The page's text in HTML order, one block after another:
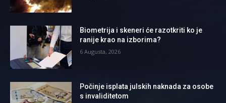
Biometrija i skeneri će razotkriti ko je
ranije krao na izborima?
6 Augusta, 2026
Počinje isplata julskih naknada za osobe
s invaliditetom